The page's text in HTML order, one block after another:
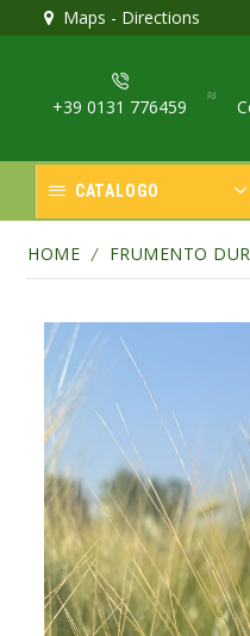
Maps - Directions
sementi! Scopri
+39 0131 776459
CATALOGO
HOME / FRUMENTO